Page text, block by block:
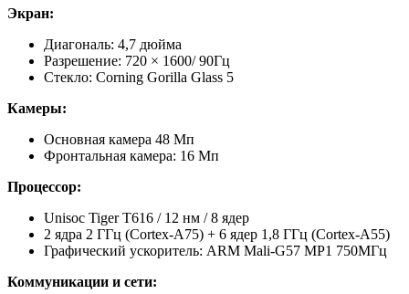
Экран:
Диагональ: 4,7 дюйма
Разрешение: 720 × 1600/ 90Гц
Стекло: Corning Gorilla Glass 5
Камеры:
Основная камера 48 Мп
Фронтальная камера: 16 Мп
Процессор:
Unisoc Tiger T616 / 12 нм / 8 ядер
2 ядра 2 ГГц (Cortex-A75) + 6 ядер 1,8 ГГц (Cortex-A55)
Графический ускоритель: ARM Mali-G57 MP1 750МГц
Коммуникации и сети: